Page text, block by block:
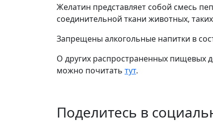
Желатин представляет собой смесь
соединительной ткани животных,
Запрещены алкогольные напитки в
О других распространенных пищевых
можно почитать тут.
Поделитесь в